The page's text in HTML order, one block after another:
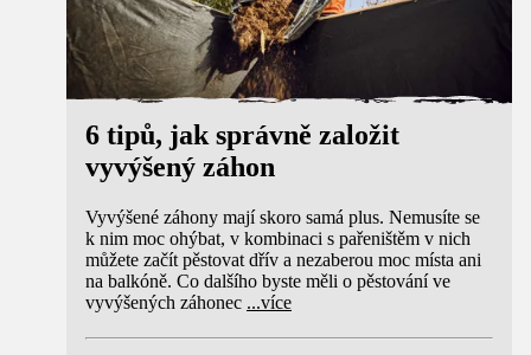
6 tipů, jak správně založit
vyvýšený záhon
Vyvýšené záhony mají skoro samá plus. Nemusíte se
k nim moc ohýbat, v kombinaci s pařeništěm v nich
můžete začít pěstovat dřív a nezaberou moc místa ani
na balkóně. Co dalšího byste měli o pěstování ve
vyvýšených záhonec ...více